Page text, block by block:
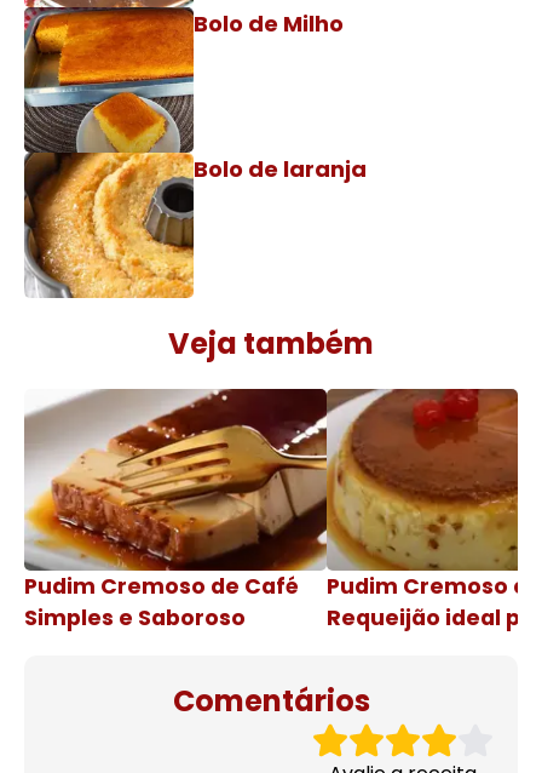
Bolo de Milho
Bolo de laranja
Veja também
Pudim Cremoso de Café
Simples e Saboroso
Pudim Cremoso
Requeijão ideal
Comentários